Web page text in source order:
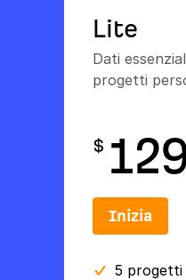
Lite
Dati
progetti
$
Inizia
5 progetti